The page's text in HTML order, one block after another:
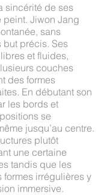
sincérité de ses
peint. Jiwon Jang
sans
but précis. Ses
et fluides,
couches
des formes
En débutant son
les bords et
se
jusqu’au centre.
plutôt
une certaine
tandis que les
formes irrégulières y
immersive.